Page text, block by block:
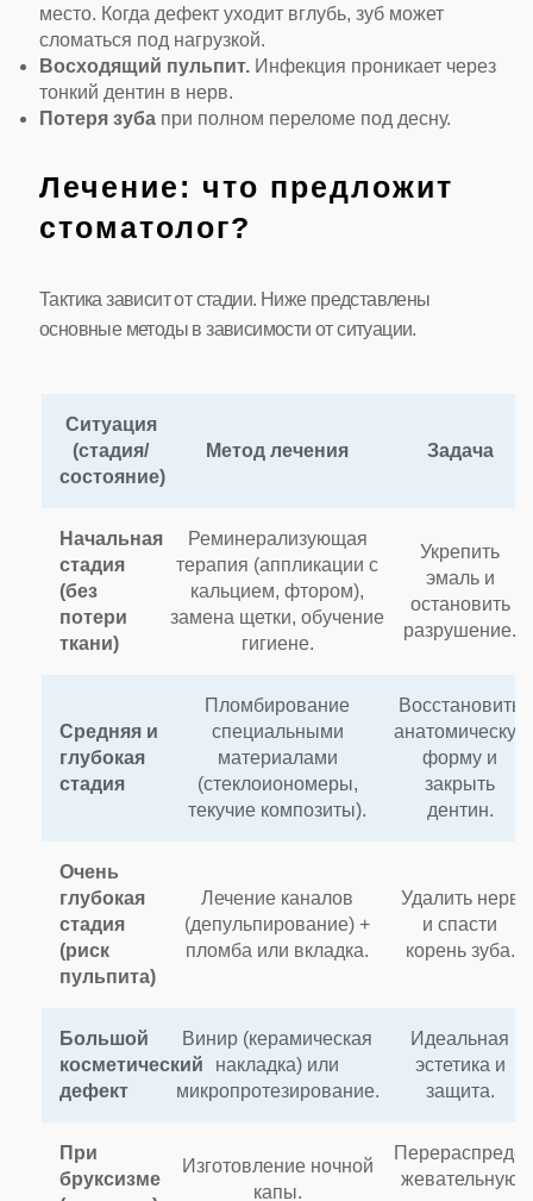
место. Когда дефект уходит вглубь, зуб может
сломаться под нагрузкой.
Восходящий пульпит. Инфекция проникает через
тонкий дентин в нерв.
Потеря зуба при полном переломе под десну.
Лечение: что предложит
стоматолог?
Тактика зависит от стадии. Ниже представлены
основные методы в зависимости от ситуации.
Ситуация
(стадия/
состояние)
Метод лечения Задача
Начальная
стадия
(без
потери
ткани)
Реминерализующая
терапия (аппликации с
кальцием, фтором),
замена щетки, обучение
гигиене.
Укрепить
эмаль и
остановить
разрушение.
Средняя и
глубокая
стадия
Пломбирование
специальными
материалами
(стеклоиономеры,
текучие композиты).
Восстановить
анатомическую
форму и
закрыть
дентин.
Очень
глубокая
стадия
(риск
пульпита)
Лечение каналов
(депульпирование) +
пломба или вкладка.
Удалить нерв
и спасти
корень зуба.
Большой
косметический
дефект
Винир (керамическая
накладка) или
микропротезирование.
Идеальная
эстетика и
защита.
При
бруксизме
Изготовление ночной
капы.
жевательную